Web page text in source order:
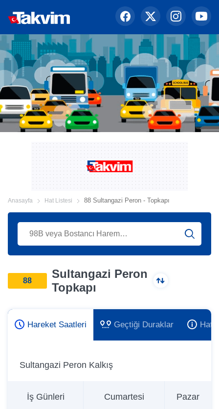
Anasayfa Hat Listesi 88 Sultangazi Peron - Topkapı
88
Sultangazi Peron
Topkapı
Hareket Saatleri Geçtiği Duraklar Hat
Sultangazi Peron Kalkış
İş Günleri Cumartesi Pazar